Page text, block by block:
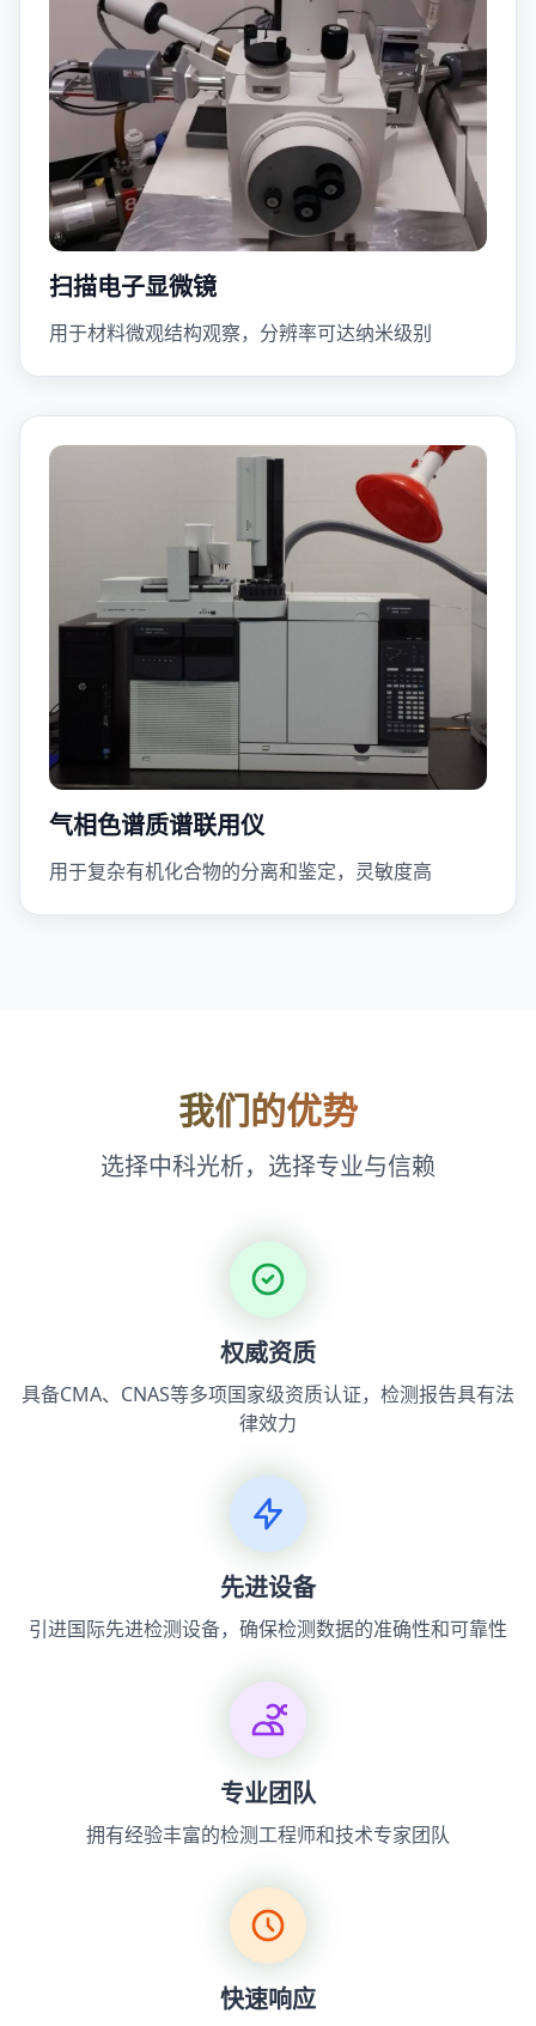
扫描电子显微镜
用于材料微观结构观察，分辨率可达纳米级别
气相色谱质谱联用仪
用于复杂有机化合物的分离和鉴定，灵敏度高
我们的优势
选择中科光析，选择专业与信赖
权威资质
具备CMA、CNAS等多项国家级资质认证，检测报告具有法
律效力
先进设备
引进国际先进检测设备，确保检测数据的准确性和可靠性
专业团队
拥有经验丰富的检测工程师和技术专家团队
快速响应